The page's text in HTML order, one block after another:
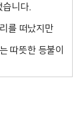
습니다.
를 떠났지만
따뜻한 등불이